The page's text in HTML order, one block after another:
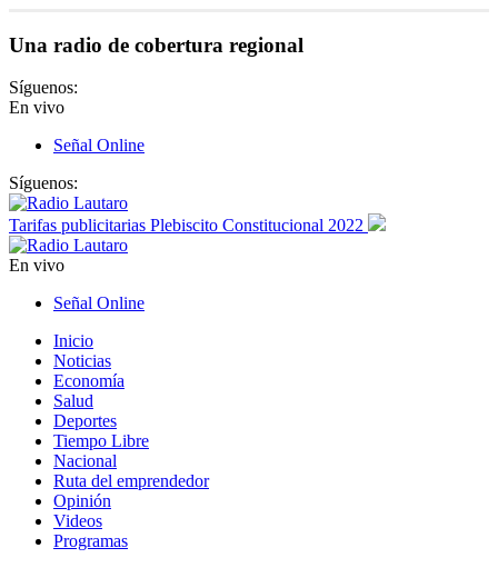
Una radio de cobertura regional
Síguenos:
En vivo
Señal Online
Síguenos:
Tarifas publicitarias Plebiscito Constitucional 2022
En vivo
Señal Online
Inicio
Noticias
Economía
Salud
Deportes
Tiempo Libre
Nacional
Ruta del emprendedor
Opinión
Videos
Programas